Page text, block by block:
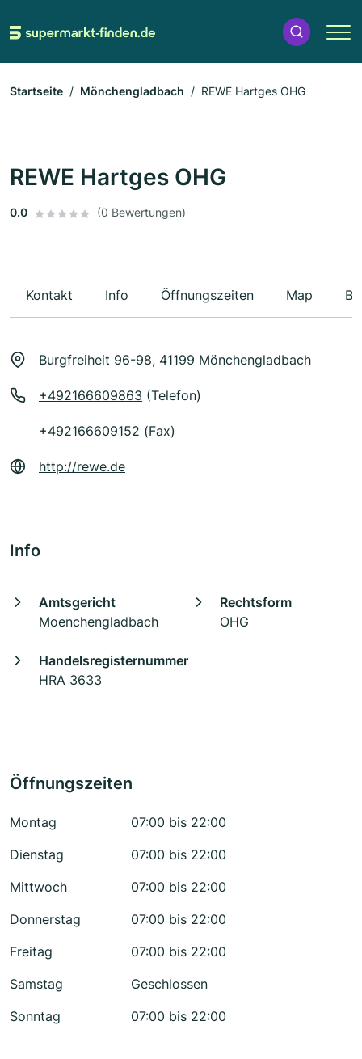
Startseite Mönchengladbach REWE Hartges OHG
REWE Hartges OHG
0.0 (0 Bewertungen)
Kontakt Info Öffnungszeiten Map
Burgfreiheit 96-98, 41199 Mönchengladbach
+492166609863 (Telefon)
+492166609152 (Fax)
http://rewe.de
Info
Amtsgericht
Moenchengladbach
Rechtsform
OHG
Handelsregisternummer
HRA 3633
Öffnungszeiten
Montag
07:00 bis 22:00
Dienstag
07:00 bis 22:00
Mittwoch
07:00 bis 22:00
Donnerstag
07:00 bis 22:00
Freitag
07:00 bis 22:00
Samstag
Geschlossen
Sonntag
07:00 bis 22:00